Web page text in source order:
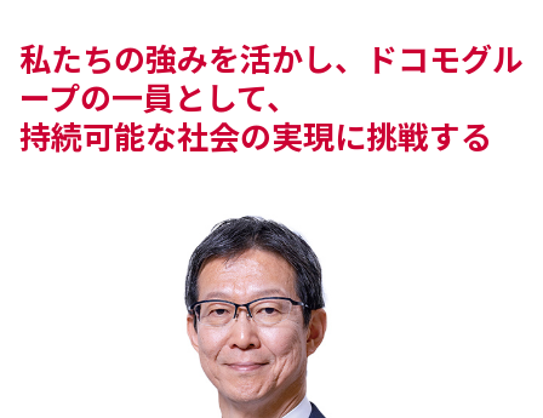
私たちの強みを活かし、ドコモグル
ープの一員として、
持続可能な社会の実現に挑戦する